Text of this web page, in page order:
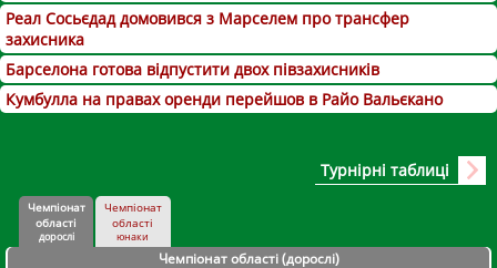
Реал Сосьєдад домовився з Марселем про трансфер
захисника
Барселона готова відпустити двох півзахисників
Кумбулла на правах оренди перейшов в Райо Вальєкано
Турнірні таблиці
Чемпіонат
області
дорослі
Чемпіонат
області
юнаки
Чемпіонат області (дорослі)